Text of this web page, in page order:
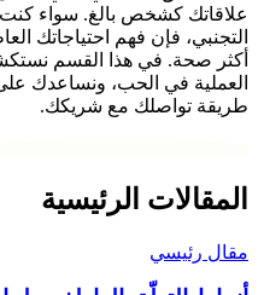
علاقاتك كشخص بالغ. سواء كنت
التجنبي، فإن فهم احتياجاتك
أكثر صحة. في هذا القسم
العملية في الحب، ونساعدك
طريقة تواصلك مع شريكك.
المقالات الرئيسية
مقال رئيسي